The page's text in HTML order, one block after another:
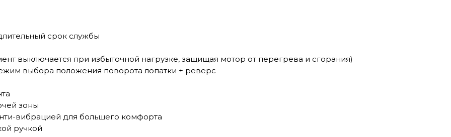
срок службы
выключается при избыточной нагрузке, защищая мотор от перегрева и сгорания)
выбора положения поворота лопатки + реверс
зоны
вибрацией для большего комфорта
ручкой